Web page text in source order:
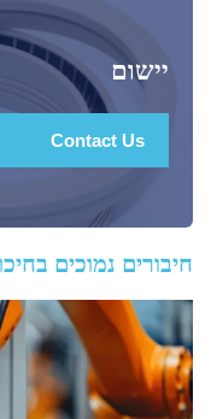
יישום
Contact Us
חיבורים נמוכים